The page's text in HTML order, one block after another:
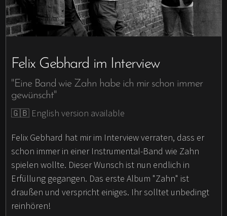
Felix Gebhard im Interview
"Eine Band wie Zahn habe ich mir schon immer
gewünscht"
🇬🇧 English version available
Felix Gebhard hat mir im Interview verraten, dass er
schon immer in einer Instrumental-Band wie Zahn
spielen wollte. Dieser Wunsch ist nun endlich in
Erfüllung gegangen. Das erste Album "Zahn" ist
draußen und verspricht einiges. Ihr solltet unbedingt
reinhören!